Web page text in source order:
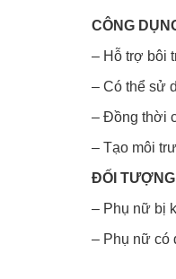
CÔNG
– Hỗ trợ bôi
– Có thể sử
– Đồng thời
– Tạo môi
ĐỐI
– Phụ nữ bị
– Phụ nữ có